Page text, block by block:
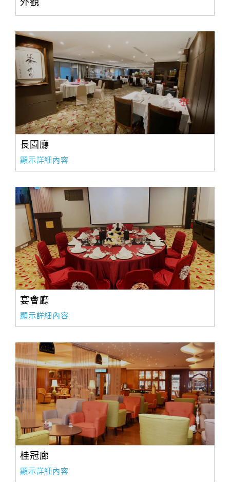
外觀
長園廳
顯示詳細內容
宴會廳
顯示詳細內容
桂冠廊
顯示詳細內容